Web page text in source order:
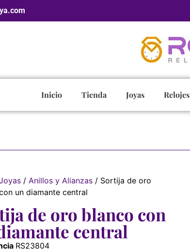
Inicio Tienda Joyas Relojes
/ Anillos y Alianzas / Sortija de oro
un diamante central
de oro blanco con
central
RS23804